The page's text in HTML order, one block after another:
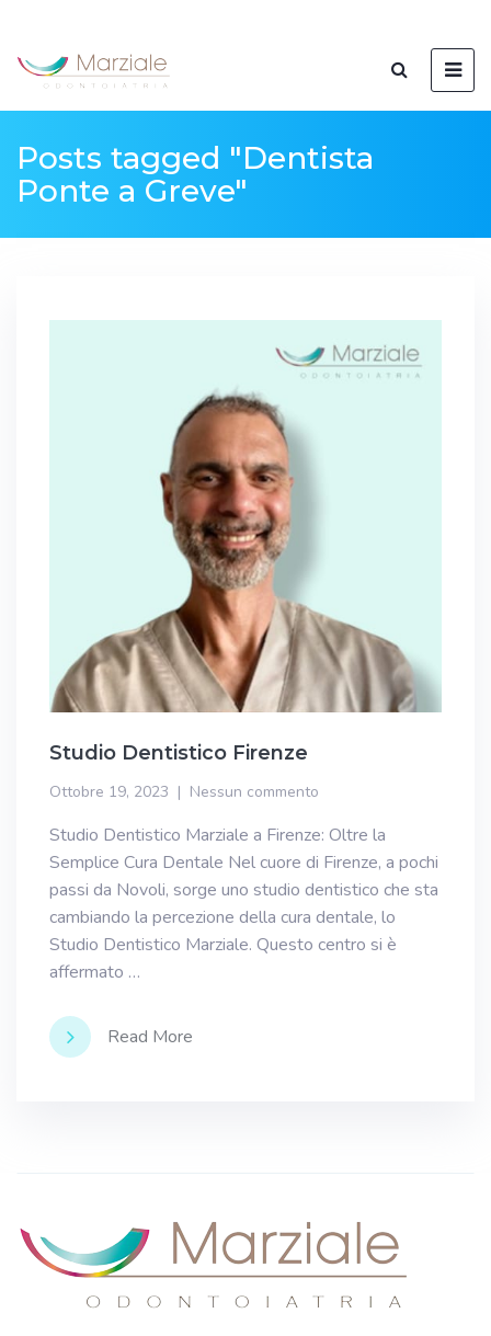
Posts tagged "Dentista
Ponte a Greve"
Studio Dentistico Firenze
Ottobre 19, 2023 Nessun commento
Studio Dentistico Marziale a Firenze: Oltre la
Semplice Cura Dentale Nel cuore di Firenze, a pochi
passi da Novoli, sorge uno studio dentistico che sta
cambiando la percezione della cura dentale, lo
Studio Dentistico Marziale. Questo centro si è
affermato …
Read More